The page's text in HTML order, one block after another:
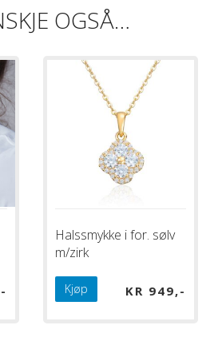
OGSÅ…
Halssmykke i for. sølv
m/zirk
KR 949
Kjøp